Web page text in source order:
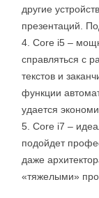
другие
презентаций.
Core i5 –
справляться с
текстов и
функции
удается
Core і7 –
подойдет
даже
«тяжелыми»